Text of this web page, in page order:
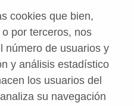
cookies que bien,
por terceros, nos
número de usuarios y
y análisis estadístico
los usuarios del
su navegación